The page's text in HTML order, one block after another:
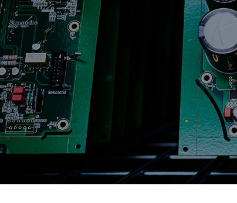
Assistance Nous joindre
Nouvelles
Carrières
Trouver
une boutique